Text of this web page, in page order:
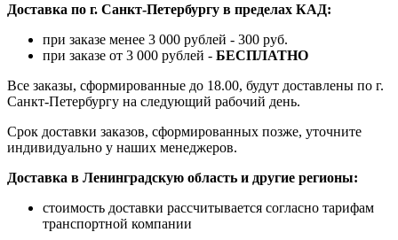
Доставка по г. Санкт-Петербургу в пределах КАД:
при заказе менее 3 000 рублей - 300 руб.
при заказе от 3 000 рублей - БЕСПЛАТНО
Все заказы, сформированные до 18.00, будут доставлены по г.
Санкт-Петербургу на следующий рабочий день.
Срок доставки заказов, сформированных позже, уточните
индивидуально у наших менеджеров.
Доставка в Ленинградскую область и другие регионы:
стоимость доставки рассчитывается согласно тарифам
транспортной компании